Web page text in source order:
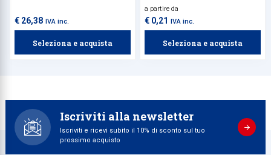
Euronut 7/8, pensato come valida
€ 26,38 IVA inc.
Seleziona e acquista
a partire da
€ 0,21 IVA inc.
Seleziona e acquista
Iscriviti alla newsletter
Iscriviti e ricevi subito il 10% di sconto sul tuo
prossimo acquisto